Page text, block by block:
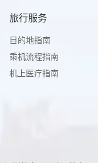
旅行服务
目的地指南
乘机流程指南
机上医疗指南